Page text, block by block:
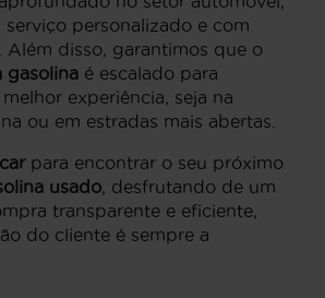
personalizado e com
Além disso, garantimos que o
gasolina é escalado para
experiência, seja na
ou em estradas mais abertas.
para encontrar o seu próximo
usado, desfrutando de um
transparente e eficiente,
do cliente é sempre a